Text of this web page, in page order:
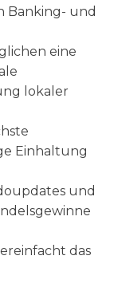
Banking- und
eine
lokaler
Einhaltung
und
das